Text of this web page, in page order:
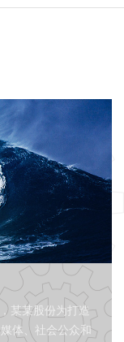
某某股份为打造
体、社会公众和